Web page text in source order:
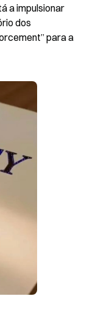
a impulsionar
dos
para a